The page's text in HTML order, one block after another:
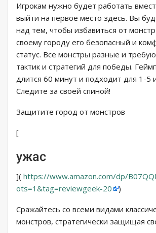
Игрокам нужно будет работать
выйти на первое место здесь. Вы
над тем, чтобы избавиться от
своему городу его безопасный и
статус. Все монстры разные и
тактик и стратегий для победы.
длится 60 минут и подходит для 1-5
Следите за своей спиной!
Защитите город от монстров
[
ужас
]( https://www.amazon.com/dp/
ots=1&tag=reviewgeek-20
)
Сражайтесь со всеми видами
монстров, стратегически защищая